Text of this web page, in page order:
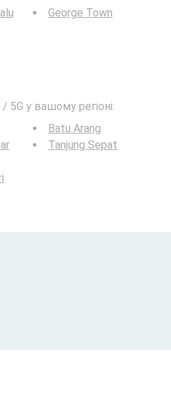
George Town
у вашому регіоні:
Batu Arang
Tanjung Sepat